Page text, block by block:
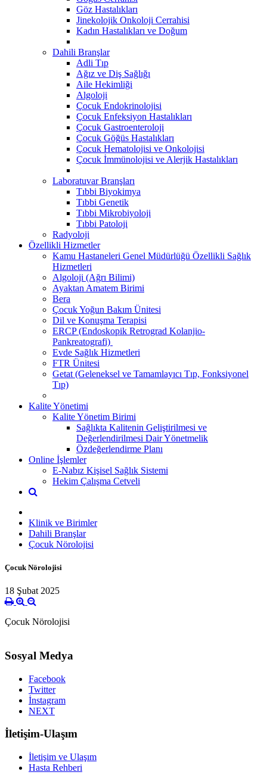
Göz Hastalıkları
Jinekolojik Onkoloji Cerrahisi
Kadın Hastalıkları ve Doğum
Dahili Branşlar
Adli Tıp
Ağız ve Diş Sağlığı
Aile Hekimliği
Algoloji
Çocuk Endokrinolojisi
Çocuk Enfeksiyon Hastalıkları
Çocuk Gastroenteroloji
Çocuk Göğüs Hastalıkları
Çocuk Hematolojisi ve Onkolojisi
Çocuk İmmünolojisi ve Alerjik Hastalıkları
Laboratuvar Branşları
Tıbbi Biyokimya
Tıbbi Genetik
Tıbbi Mikrobiyoloji
Tıbbi Patoloji
Radyoloji
Özellikli Hizmetler
Kamu Hastaneleri Genel Müdürlüğü Özellikli Sağlık
Hizmetleri
Algoloji (Ağrı Bilimi)
Ayaktan Amatem Birimi
Bera
Çocuk Yoğun Bakım Ünitesi
Dil ve Konuşma Terapisi
ERCP (Endoskopik Retrograd Kolanjio-
Pankreatografi) ​
Evde Sağlık Hizmetleri
FTR Ünitesi
Getat (Geleneksel ve Tamamlayıcı Tıp, Fonksiyonel
Tıp)
Kalite Yönetimi
Kalite Yönetim Birimi
Sağlıkta Kalitenin Geliştirilmesi ve
Değerlendirilmesi Dair Yönetmelik
Özdeğerlendirme Planı
Online İşlemler
E-Nabız Kişisel Sağlık Sistemi
Hekim Çalışma Cetveli
Klinik ve Birimler
Dahili Branşlar
Çocuk Nörolojisi
Çocuk Nörolojisi
18 Şubat 2025
Çocuk Nörolojisi
Sosyal Medya
Facebook
Twitter
İnstagram
NEXT
İletişim-Ulaşım
İletişim ve Ulaşım
Hasta Rehberi